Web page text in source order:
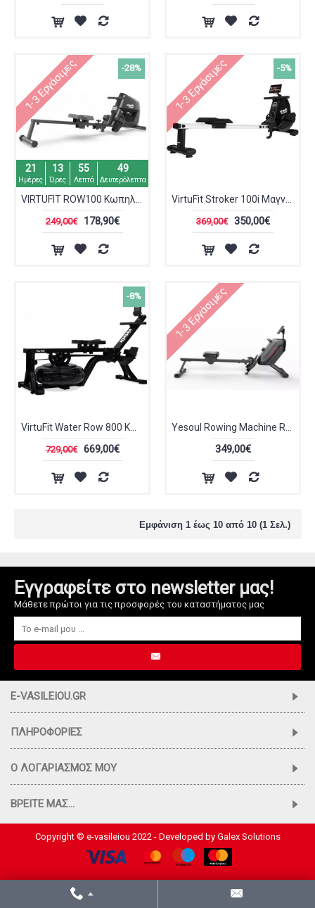
-28%
1-3 Εργάσιμες
21
Ημέρες
13
Ώρες
55
Λεπτά
48
Δευτερόλεπτα
249,00€ 178,90€
-5%
1-3 Εργάσιμες
369,00€ 350,00€
-8%
729,00€ 669,00€
1-3 Εργάσιμες
349,00€
Εμφάνιση 1 έως 10 από 10 (1 Σελ.)
Εγγραφείτε στο newsletter μας!
Μάθετε πρώτοι για τις προσφορές του καταστήματος μας
E-VASILEIOU.GR
ΠΛΗΡΟΦΟΡΊΕΣ
Ο ΛΟΓΑΡΙΑΣΜΌΣ ΜΟΥ
ΒΡΕΊΤΕ ΜΑΣ...
Copyright © e-vasileiou 2022 - Developed by Galex Solutions